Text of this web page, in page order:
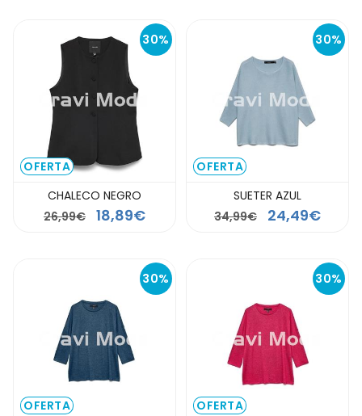
30%
OFERTA
CHALECO NEGRO
26,99€
18,89€
30%
OFERTA
SUETER AZUL
34,99€
24,49€
30%
OFERTA
30%
OFERTA